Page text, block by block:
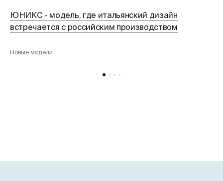
ЮНИКС - модель, где итальянский дизайн
встречается с российским производством
Новые модели